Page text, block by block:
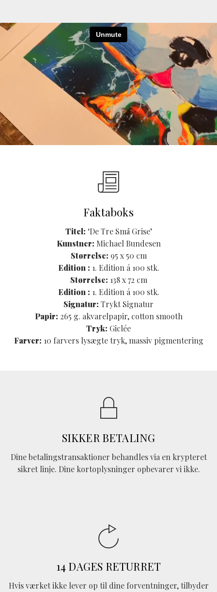
Faktaboks
Titel: ‘De Tre Små Grise’
Kunstner: Michael Bundesen
Størrelse: 95 x 50 cm
Edition : 1. Edition á 100 stk.
Størrelse: 138 x 72 cm
Edition : 1. Edition á 100 stk.
Signatur: Trykt Signatur
Papir: 265 g. akvarelpapir, cotton smooth
Tryk: Giclée
Farver: 10 farvers lysægte tryk, massiv pigmentering
SIKKER BETALING
Dine betalingstransaktioner behandles via en krypteret
sikret linje. Dine kortoplysninger opbevarer vi ikke.
14 DAGES RETURRET
Hvis værket ikke lever op til dine forventninger, tilbyder